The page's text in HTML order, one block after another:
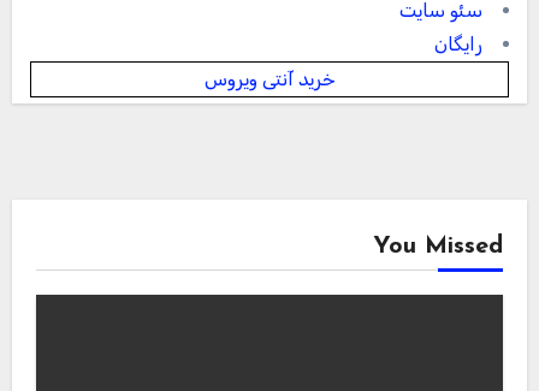
سئو سایت
رایگان
خرید آنتی ویروس
You Missed